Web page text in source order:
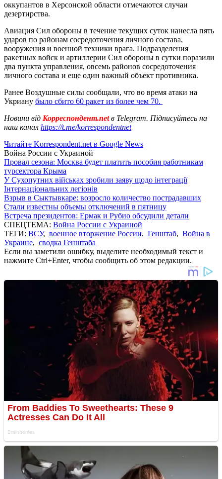
оккупантов в Херсонской области отмечаются случаи
дезертирства.
Авиация Сил обороны в течение текущих суток нанесла пять
ударов по районам сосредоточения личного состава,
вооружения и военной техники врага. Подразделения
ракетных войск и артиллерии Сил обороны в сутки поразили
два пункта управления, овсемь районов сосредоточения
личного состава и еще один важный объект противника.
Ранее Воздушные силы сообщали, что во время атаки на
Укриану было сбито 60 ракет из более чем 70.
Новини від Корреспондент.netв Telegram. Підписуйтесь на
наш канал https://t.me/korrespondentnet
Читайте Korrespondent.net в Google News
Война России с Украиной
Провал сезона: Москва будет платить пособия работникам
турсектора Крыма
У Сухопутних військах зробили заяву щодо інтеграції
Інтернаціональних легіонів
Взрыв в Сыктывкаре: возросло количество пострадавших
Стали известны объемы отключений в пятницу
Встреча президентов: Ермак и Рубио обсудили детали
СПЕЦТЕМА: Война России с Украиной
ТЕГИ: ВСУ, военное вторжение России, Генштаб, Война в
Украине, сводка Генштаба
Если вы заметили ошибку, выделите необходимый текст и
нажмите Ctrl+Enter, чтобы сообщить об этом редакции.